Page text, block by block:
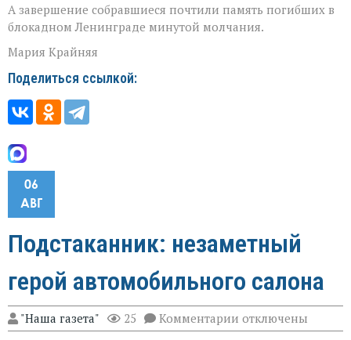
А завершение собравшиеся почтили память погибших в
блокадном Ленинграде минутой молчания.
Мария Крайняя
Поделиться ссылкой:
06
АВГ
Подстаканник: незаметный
герой автомобильного салона
"Наша газета" 25 Комментарии к
записи
отключены